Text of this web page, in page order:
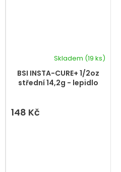
BSI INSTA-CURE+ 1/2oz
střední 14,2g - lepidlo
Skladem (19 ks)
148 Kč